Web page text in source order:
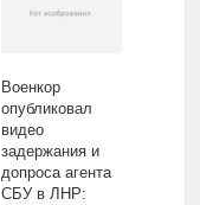
Военкор
опубликовал
видео
задержания и
допроса агента
СБУ в ЛНР: